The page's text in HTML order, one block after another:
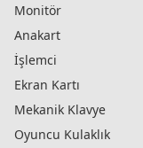
Monitör
Anakart
İşlemci
Ekran Kartı
Mekanik Klavye
Oyuncu Kulaklık